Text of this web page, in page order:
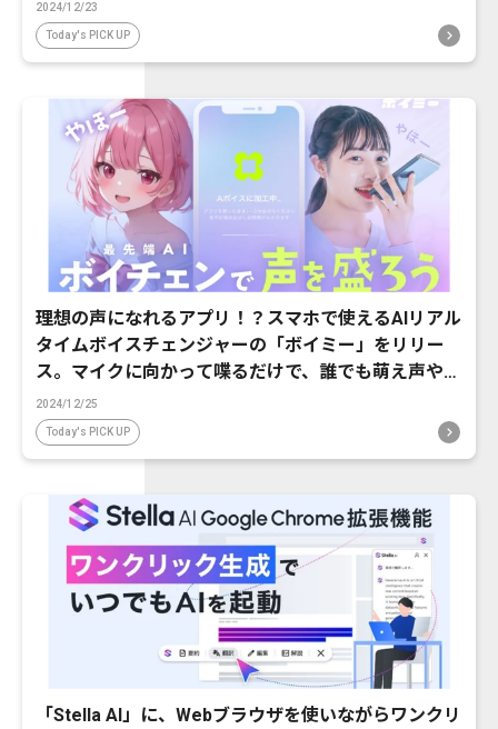
2024/12/23
Today's PICK UP
理想の声になれるアプリ！？スマホで使えるAIリアル
タイムボイスチェンジャーの「ボイミー」をリリー
ス。マイクに向かって喋るだけで、誰でも萌え声やイ
ケボ風に音声変換が可能に。
2024/12/25
Today's PICK UP
「Stella AI」に、Webブラウザを使いながらワンクリ